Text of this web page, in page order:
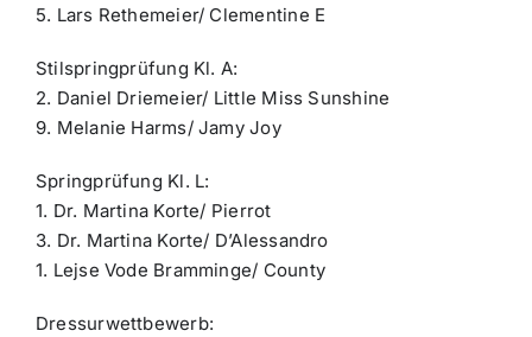
5. Lars Rethemeier/ Clementine E
Stilspringprüfung Kl. A:
2. Daniel Driemeier/ Little Miss Sunshine
9. Melanie Harms/ Jamy Joy
Springprüfung Kl. L:
1. Dr. Martina Korte/ Pierrot
3. Dr. Martina Korte/ D’Alessandro
1. Lejse Vode Bramminge/ County
Dressurwettbewerb: